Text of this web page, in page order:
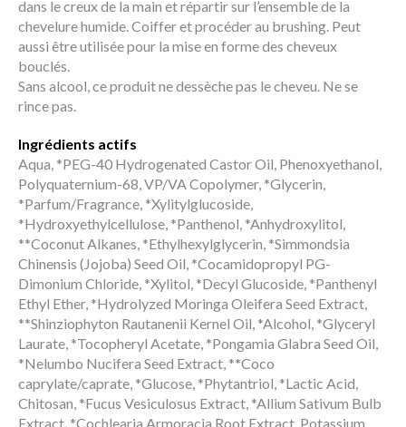
dans le creux de la main et répartir sur l’ensemble de la
chevelure humide. Coiffer et procéder au brushing. Peut
aussi être utilisée pour la mise en forme des cheveux
bouclés.
Sans alcool, ce produit ne dessèche pas le cheveu. Ne se
rince pas.
Ingrédients actifs
Aqua, *PEG-40 Hydrogenated Castor Oil, Phenoxyethanol,
Polyquaternium-68, VP/VA Copolymer, *Glycerin,
*Parfum/Fragrance, *Xylitylglucoside,
*Hydroxyethylcellulose, *Panthenol, *Anhydroxylitol,
**Coconut Alkanes, *Ethylhexylglycerin, *Simmondsia
Chinensis (Jojoba) Seed Oil, *Cocamidopropyl PG-
Dimonium Chloride, *Xylitol, *Decyl Glucoside, *Panthenyl
Ethyl Ether, *Hydrolyzed Moringa Oleifera Seed Extract,
**Shinziophyton Rautanenii Kernel Oil, *Alcohol, *Glyceryl
Laurate, *Tocopheryl Acetate, *Pongamia Glabra Seed Oil,
*Nelumbo Nucifera Seed Extract, **Coco
caprylate/caprate, *Glucose, *Phytantriol, *Lactic Acid,
Chitosan, *Fucus Vesiculosus Extract, *Allium Sativum Bulb
Extract, *Cochlearia Armoracia Root Extract, Potassium